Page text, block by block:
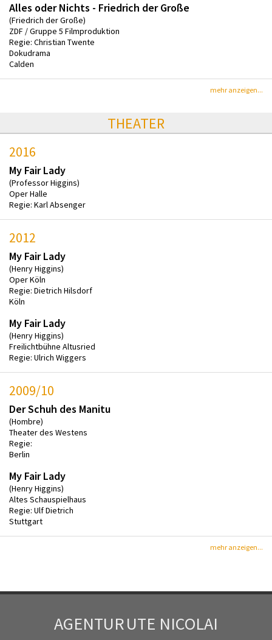
Alles oder Nichts - Friedrich der Große
(Friedrich der Große)
ZDF / Gruppe 5 Filmproduktion
Regie: Christian Twente
Dokudrama
Calden
mehr anzeigen...
THEATER
2016
My Fair Lady
(Professor Higgins)
Oper Halle
Regie: Karl Absenger
2012
My Fair Lady
(Henry Higgins)
Oper Köln
Regie: Dietrich Hilsdorf
Köln
My Fair Lady
(Henry Higgins)
Freilichtbühne Altusried
Regie: Ulrich Wiggers
2009/10
Der Schuh des Manitu
(Hombre)
Theater des Westens
Regie:
Berlin
My Fair Lady
(Henry Higgins)
Altes Schauspielhaus
Regie: Ulf Dietrich
Stuttgart
mehr anzeigen...
AGENTURUTE NICOLAI